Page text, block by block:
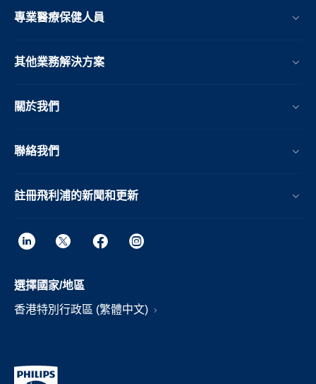
專業醫療保健人員
其他業務解決方案​
關於我們
聯絡我們
註冊飛利浦的新聞和更新
選擇國家/地區
香港特別行政區 (繁體中文)